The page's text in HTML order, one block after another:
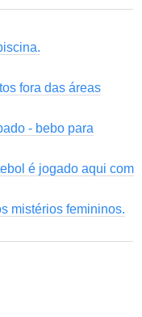
fora das áreas
- bebo para
é jogado aqui com
mistérios femininos.